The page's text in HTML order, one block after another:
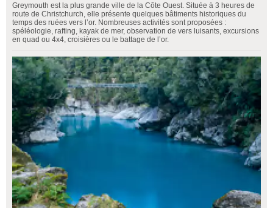
Greymouth est la plus grande ville de la Côte Ouest. Située à 3 heures de
route de Christchurch, elle présente quelques bâtiments historiques du
temps des ruées vers l’or. Nombreuses activités sont proposées :
spéléologie, rafting, kayak de mer, observation de vers luisants, excursions
en quad ou 4x4, croisières ou le battage de l’or.